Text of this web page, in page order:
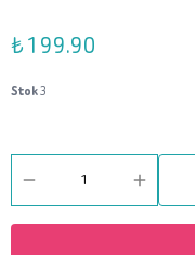
₺ 199.90
Stok3